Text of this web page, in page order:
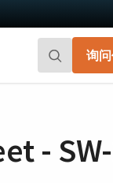
询
系统的CMOS区域扫描相
高帧率和前沿的传感
-